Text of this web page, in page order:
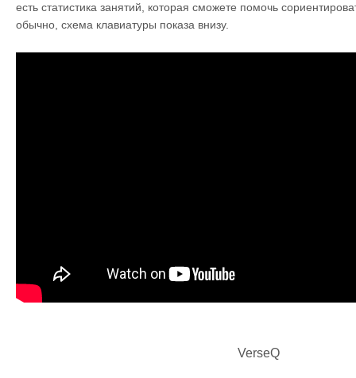
есть статистика занятий, которая сможете помочь
обычно, схема клавиатуры показа внизу.
VerseQ